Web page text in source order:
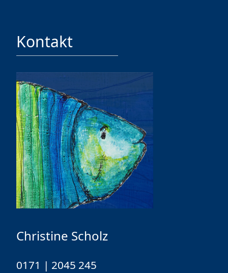
Kontakt
Christine Scholz
0171 | 2045 245